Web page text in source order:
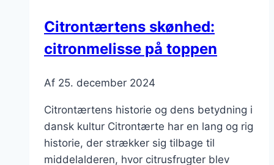
Citrontærtens skønhed:
citronmelisse på toppen
Af 25. december 2024
Citrontærtens historie og dens betydning i
dansk kultur Citrontærte har en lang og rig
historie, der strækker sig tilbage til
middelalderen, hvor citrusfrugter blev